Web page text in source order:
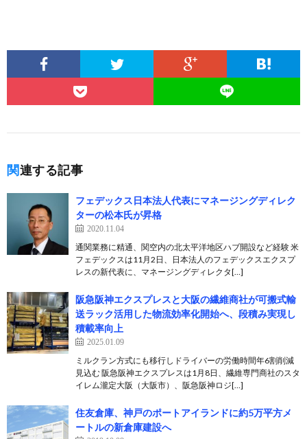
関連する記事
フェデックス日本法人代表にマネージングディレク
ターの松本氏が昇格
2020.11.04
通関業務に精通、関空内の北太平洋地区ハブ開設など経験 米
フェデックスは11月2日、日本法人のフェデックスエクスプ
レスの新代表に、マネージングディレクタ[…]
阪急阪神エクスプレスと大阪の繊維商社が可搬式輸
送ラック活用した物流効率化開始へ、段積み実現し
積載率向上
2025.01.09
ミルクラン方式にも移行しドライバーの労働時間年6割削減
見込む 阪急阪神エクスプレスは1月8日、繊維専門商社のスタ
イレム瀧定大阪（大阪市）、阪急阪神ロジ[…]
住友倉庫、神戸のポートアイランドに約5万平方メ
ートルの新倉庫建設へ